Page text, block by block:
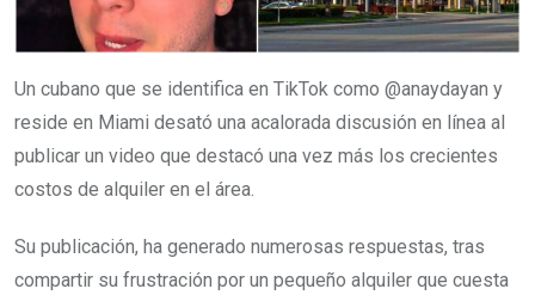
Un cubano que se identifica en TikTok como @anaydayan y
reside en Miami desató una acalorada discusión en línea al
publicar un video que destacó una vez más los crecientes
costos de alquiler en el área.
Su publicación, ha generado numerosas respuestas, tras
compartir su frustración por un pequeño alquiler que cuesta